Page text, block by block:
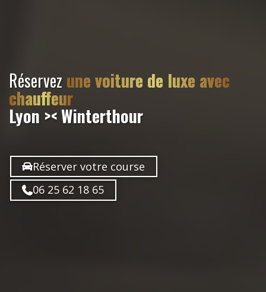
Réservezune voiture de luxe avec
chauffeur
Lyon >< Winterthour
Réserver votre course
06 25 62 18 65